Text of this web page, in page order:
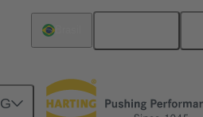
aplicaciones industriales